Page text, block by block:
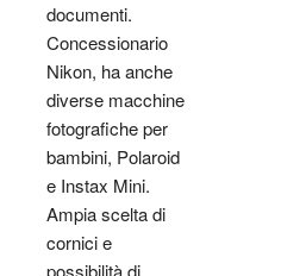
documenti.
Concessionario
Nikon, ha anche
diverse macchine
fotografiche per
bambini, Polaroid
e Instax Mini.
Ampia scelta di
cornici e
possibilità di